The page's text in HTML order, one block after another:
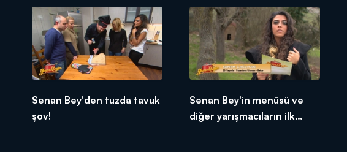
Senan Bey'den tuzda tavuk
şov!
Senan Bey'in menüsü ve
diğer yarışmacıların ilk